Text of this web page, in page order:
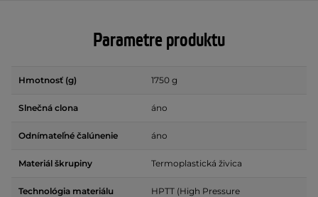
Parametre produktu
Hmotnosť (g) 1750 g
Slnečná clona áno
Odnímateľné čalúnenie áno
Materiál škrupiny Termoplastická živica
Technológia materiálu
HPTT (High Pressure